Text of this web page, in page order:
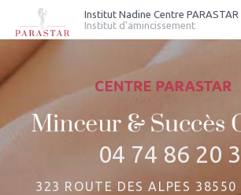
au
contenu
principal
Institut Nadine Centre PARASTAR
Institut d'amincissement
04 74 86 20
323 ROUTE DES ALPES 38550